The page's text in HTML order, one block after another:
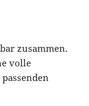
zusammen.
volle